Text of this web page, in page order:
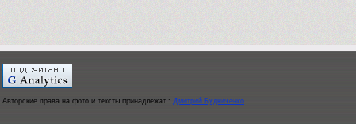
Авторские права на фото и тексты принадлежат : Дмитрий Будниченко.